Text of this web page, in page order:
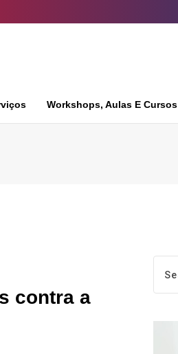
Workshops, Aulas E Cursos
contra a